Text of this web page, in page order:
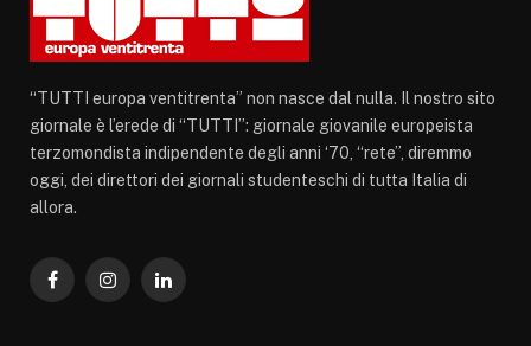
“TUTTI europa ventitrenta” non nasce dal nulla. Il nostro sito
giornale è l’erede di “TUTTI”: giornale giovanile europeista
terzomondista indipendente degli anni ‘70, “rete”, diremmo
oggi, dei direttori dei giornali studenteschi di tutta Italia di
allora.
FacebookInstagramLinkedIn